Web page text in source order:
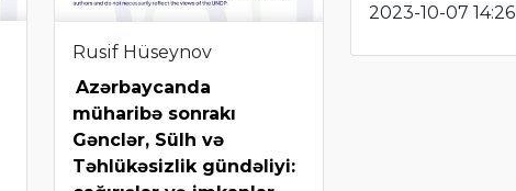
Rusif Hüseynov
Azərbaycanda
müharibə sonrakı
Gənclər, Sülh və
Təhlükəsizlik gündəliyi:
2023-10-07 14:26